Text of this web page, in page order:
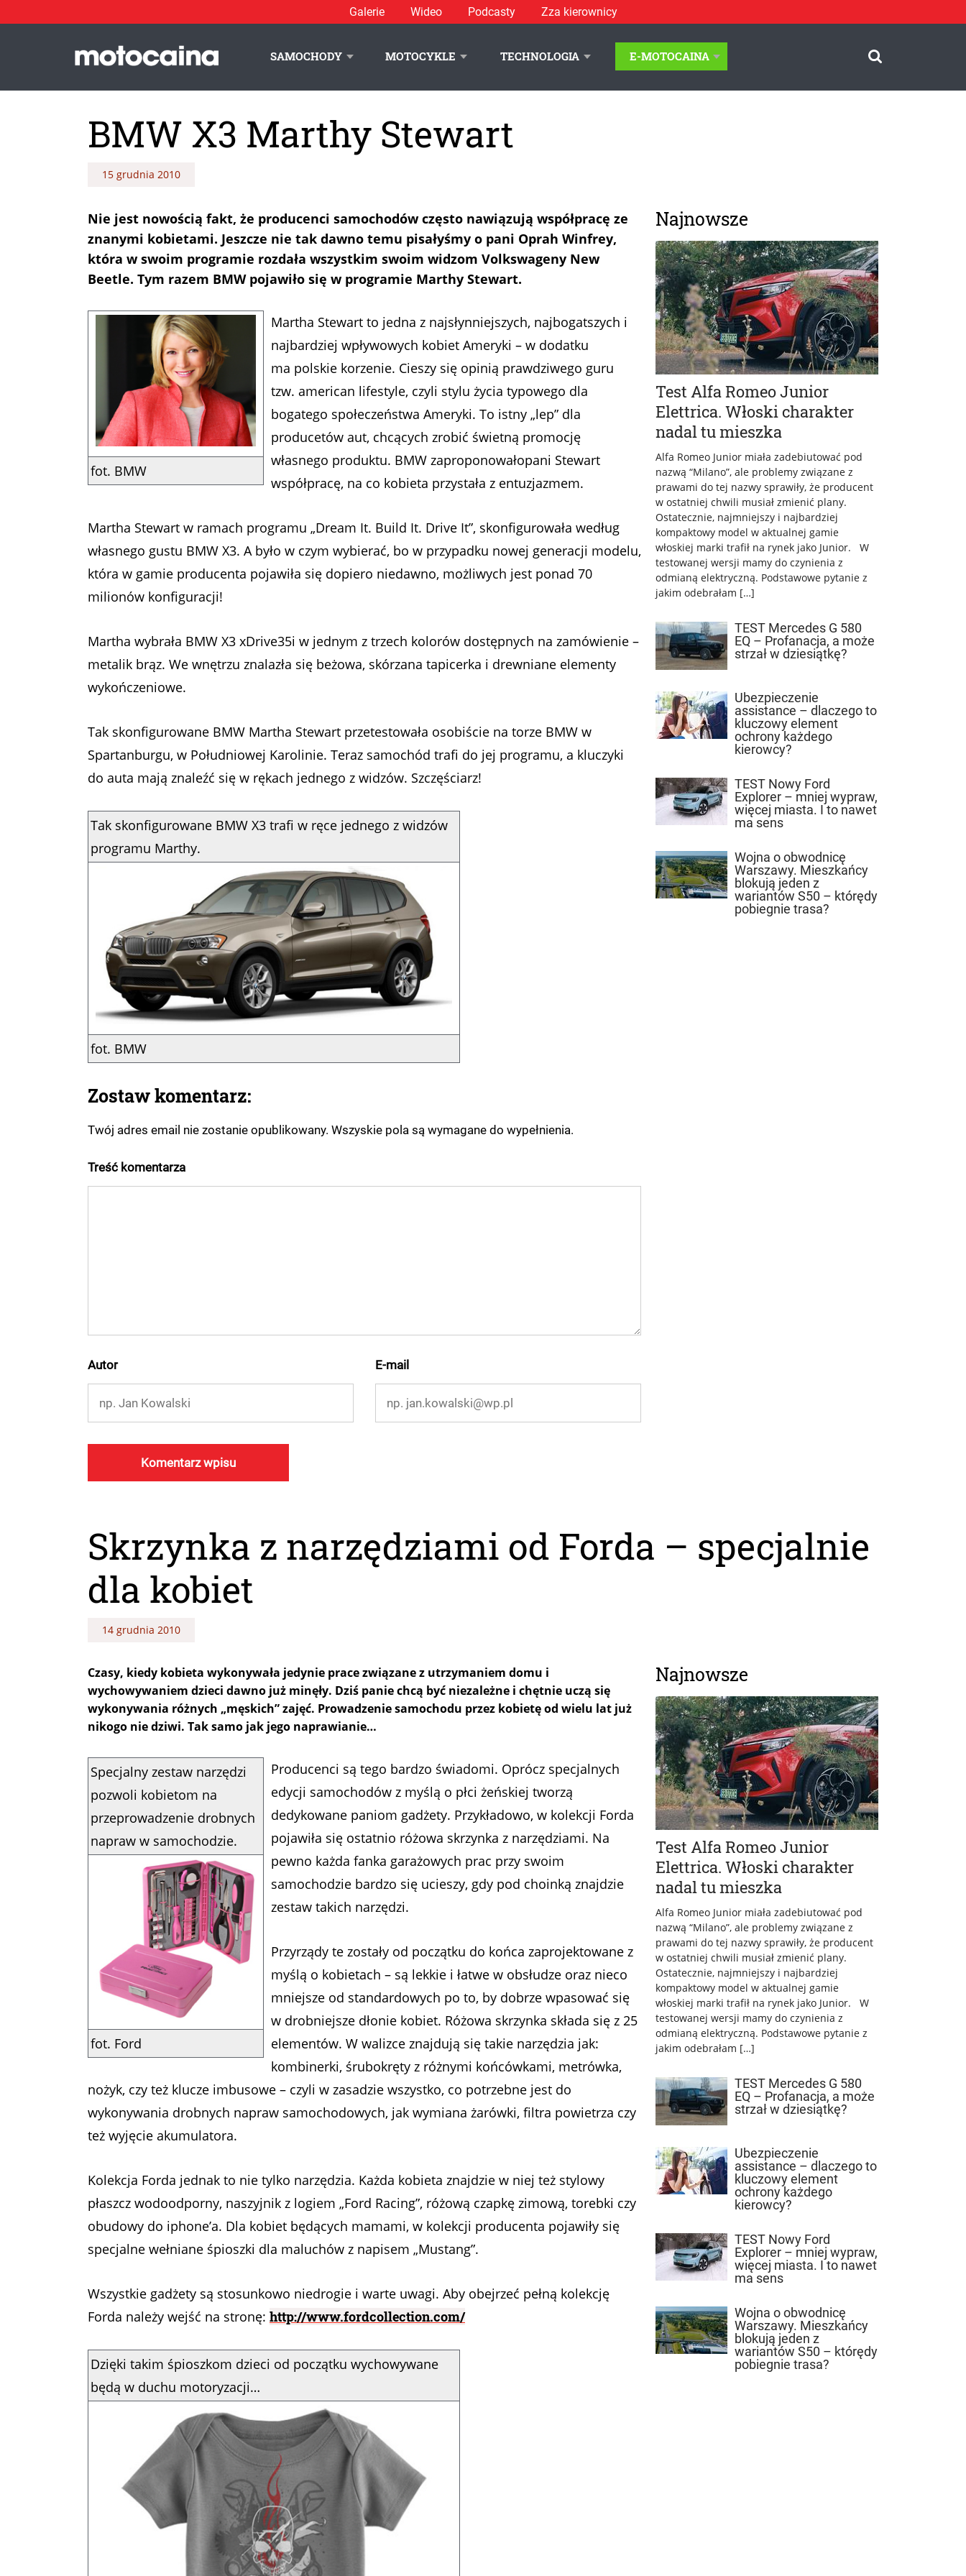
Galerie Wideo Podcasty Zza kierownicy
SAMOCHODY MOTOCYKLE TECHNOLOGIA E-MOTOCAINA
BMW X3 Marthy Stewart
15 grudnia 2010
Nie jest nowością fakt, że producenci samochodów często nawiązują współpracę ze
znanymi kobietami. Jeszcze nie tak dawno temu pisałyśmy o pani Oprah Winfrey,
która w swoim programie rozdała wszystkim swoim widzom Volkswageny New
Beetle. Tym razem BMW pojawiło się w programie Marthy Stewart.
fot. BMW
Martha Stewart to jedna z najsłynniejszych, najbogatszych i
najbardziej wpływowych kobiet Ameryki – w dodatku
ma polskie korzenie. Cieszy się opinią prawdziwego guru
tzw. american lifestyle, czyli stylu życia typowego dla
bogatego społeczeństwa Ameryki. To istny „lep” dla
producetów aut, chcących zrobić świetną promocję
własnego produktu. BMW zaproponowałopani Stewart
współpracę, na co kobieta przystała z entuzjazmem.
Martha Stewart w ramach programu „Dream It. Build It. Drive It”, skonfigurowała według
własnego gustu BMW X3. A było w czym wybierać, bo w przypadku nowej generacji modelu,
która w gamie producenta pojawiła się dopiero niedawno, możliwych jest ponad 70
milionów konfiguracji!
Martha wybrała BMW X3 xDrive35i w jednym z trzech kolorów dostępnych na zamówienie –
metalik brąz. We wnętrzu znalazła się beżowa, skórzana tapicerka i drewniane elementy
wykończeniowe.
Tak skonfigurowane BMW Martha Stewart przetestowała osobiście na torze BMW w
Spartanburgu, w Południowej Karolinie. Teraz samochód trafi do jej programu, a kluczyki
do auta mają znaleźć się w rękach jednego z widzów. Szczęściarz!
Tak skonfigurowane BMW X3 trafi w ręce jednego z widzów
programu Marthy.
fot. BMW
Zostaw komentarz:
Twój adres email nie zostanie opublikowany. Wszyskie pola są wymagane do wypełnienia.
Treść komentarza
Autor E-mail
Najnowsze
Test Alfa Romeo Junior
Elettrica. Włoski charakter
nadal tu mieszka
Alfa Romeo Junior miała zadebiutować pod
nazwą “Milano”, ale problemy związane z
prawami do tej nazwy sprawiły, że producent
w ostatniej chwili musiał zmienić plany.
Ostatecznie, najmniejszy i najbardziej
kompaktowy model w aktualnej gamie
włoskiej marki trafił na rynek jako Junior. W
testowanej wersji mamy do czynienia z
odmianą elektryczną. Podstawowe pytanie z
jakim odebrałam […]
TEST Mercedes G 580
EQ – Profanacja, a może
strzał w dziesiątkę?
Ubezpieczenie
assistance – dlaczego to
kluczowy element
ochrony każdego
kierowcy?
TEST Nowy Ford
Explorer – mniej wypraw,
więcej miasta. I to nawet
ma sens
Wojna o obwodnicę
Warszawy. Mieszkańcy
blokują jeden z
wariantów S50 – którędy
pobiegnie trasa?
Skrzynka z narzędziami od Forda – specjalnie
dla kobiet
14 grudnia 2010
Czasy, kiedy kobieta wykonywała jedynie prace związane z utrzymaniem domu i
wychowywaniem dzieci dawno już minęły. Dziś panie chcą być niezależne i chętnie uczą się
wykonywania różnych „męskich” zajęć. Prowadzenie samochodu przez kobietę od wielu lat już
nikogo nie dziwi. Tak samo jak jego naprawianie…
Specjalny zestaw narzędzi
pozwoli kobietom na
przeprowadzenie drobnych
napraw w samochodzie.
fot. Ford
Producenci są tego bardzo świadomi. Oprócz specjalnych
edycji samochodów z myślą o płci żeńskiej tworzą
dedykowane paniom gadżety. Przykładowo, w kolekcji Forda
pojawiła się ostatnio różowa skrzynka z narzędziami. Na
pewno każda fanka garażowych prac przy swoim
samochodzie bardzo się ucieszy, gdy pod choinką znajdzie
zestaw takich narzędzi.
Przyrządy te zostały od początku do końca zaprojektowane z
myślą o kobietach – są lekkie i łatwe w obsłudze oraz nieco
mniejsze od standardowych po to, by dobrze wpasować się
w drobniejsze dłonie kobiet. Różowa skrzynka składa się z 25
elementów. W walizce znajdują się takie narzędzia jak:
kombinerki, śrubokręty z różnymi końcówkami, metrówka,
nożyk, czy też klucze imbusowe – czyli w zasadzie wszystko, co potrzebne jest do
wykonywania drobnych napraw samochodowych, jak wymiana żarówki, filtra powietrza czy
też wyjęcie akumulatora.
Kolekcja Forda jednak to nie tylko narzędzia. Każda kobieta znajdzie w niej też stylowy
płaszcz wodoodporny, naszyjnik z logiem „Ford Racing”, różową czapkę zimową, torebki czy
obudowy do iphone’a. Dla kobiet będących mamami, w kolekcji producenta pojawiły się
specjalne wełniane śpioszki dla maluchów z napisem „Mustang”.
Wszystkie gadżety są stosunkowo niedrogie i warte uwagi. Aby obejrzeć pełną kolekcję
Forda należy wejść na stronę: http://www.fordcollection.com/
Dzięki takim śpioszkom dzieci od początku wychowywane
będą w duchu motoryzacji…
Najnowsze
Test Alfa Romeo Junior
Elettrica. Włoski charakter
nadal tu mieszka
Alfa Romeo Junior miała zadebiutować pod
nazwą “Milano”, ale problemy związane z
prawami do tej nazwy sprawiły, że producent
w ostatniej chwili musiał zmienić plany.
Ostatecznie, najmniejszy i najbardziej
kompaktowy model w aktualnej gamie
włoskiej marki trafił na rynek jako Junior. W
testowanej wersji mamy do czynienia z
odmianą elektryczną. Podstawowe pytanie z
jakim odebrałam […]
TEST Mercedes G 580
EQ – Profanacja, a może
strzał w dziesiątkę?
Ubezpieczenie
assistance – dlaczego to
kluczowy element
ochrony każdego
kierowcy?
TEST Nowy Ford
Explorer – mniej wypraw,
więcej miasta. I to nawet
ma sens
Wojna o obwodnicę
Warszawy. Mieszkańcy
blokują jeden z
wariantów S50 – którędy
pobiegnie trasa?